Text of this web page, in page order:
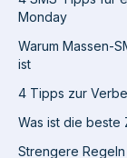
Monday
Warum Massen-
ist
4 Tipps zur
Strengere